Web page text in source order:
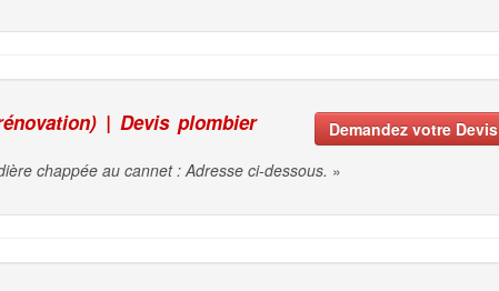
| Devis plombier
Demandez votre Devis
chappée au cannet : Adresse ci-dessous. »